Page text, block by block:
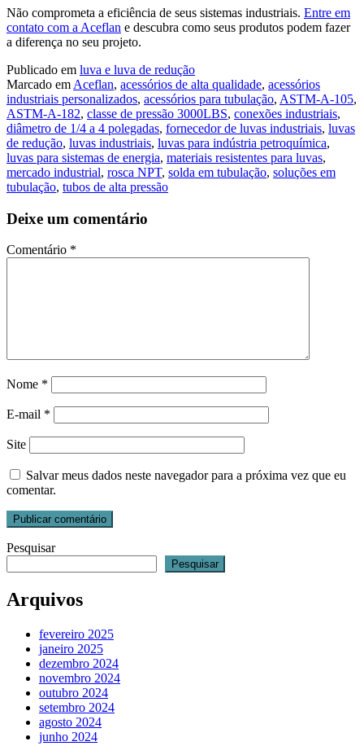
Não comprometa a eficiência de seus sistemas industriais. Entre em
contato com a Aceflan e descubra como seus produtos podem fazer
a diferença no seu projeto.
Publicado em luva e luva de redução
Marcado em Aceflan, acessórios de alta qualidade, acessórios
industriais personalizados, acessórios para tubulação, ASTM-A-105,
ASTM-A-182, classe de pressão 3000LBS, conexões industriais,
diâmetro de 1/4 a 4 polegadas, fornecedor de luvas industriais, luvas
de redução, luvas industriais, luvas para indústria petroquímica,
luvas para sistemas de energia, materiais resistentes para luvas,
mercado industrial, rosca NPT, solda em tubulação, soluções em
tubulação, tubos de alta pressão
Deixe um comentário
Comentário *
Nome *
E-mail *
Site
Salvar meus dados neste navegador para a próxima vez que eu
comentar.
Pesquisar
Pesquisar
Arquivos
fevereiro 2025
janeiro 2025
dezembro 2024
novembro 2024
outubro 2024
setembro 2024
agosto 2024
junho 2024